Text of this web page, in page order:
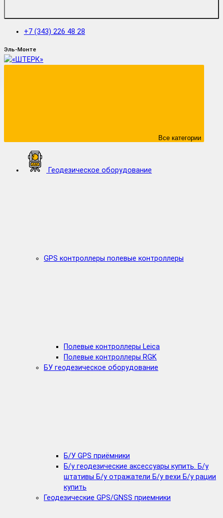
+7 (343) 226 48 28
Эль-Монте
Все категории
Геодезическое оборудование
GPS контроллеры полевые контроллеры
Полевые контроллеры Leica
Полевые контроллеры RGK
БУ геодезическое оборудование
Б/У GPS приёмники
Б/у геодезические аксессуары купить. Б/у
штативы Б/у отражатели Б/у вехи Б/у рации
купить
Геодезические GPS/GNSS приемники